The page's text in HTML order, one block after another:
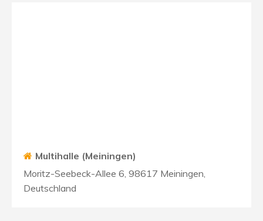
Multihalle (Meiningen)
Moritz-Seebeck-Allee 6, 98617 Meiningen,
Deutschland